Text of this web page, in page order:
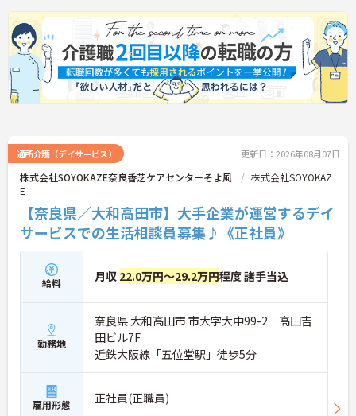
通所介護（デイサービス） 更新日：2026年08月07日
株式会社SOYOKAZE奈良香芝ケアセンターそよ風
株式会社SOYOKAZ
E
【奈良県／大和高田市】大手企業が運営するデイ
サービスでの生活相談員募集♪《正社員》
給料 月収 22.0万円～29.2万円程度 諸手当込
勤務地
奈良県 大和高田市 市大字大中99-2 高田吉
田ビル7F
近鉄大阪線「五位堂駅」徒歩5分
雇用形態 正社員(正職員)